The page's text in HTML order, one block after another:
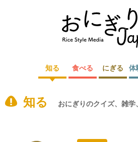
知る 食べる にぎる 体
知る おにぎりのクイズ、雑